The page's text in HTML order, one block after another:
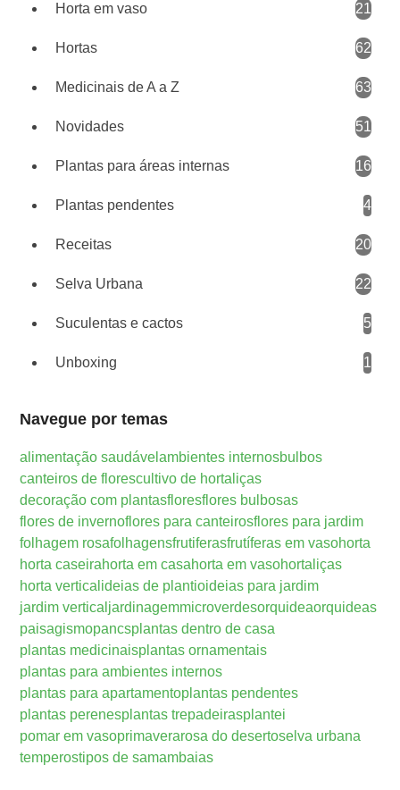
Horta em vaso 21
Hortas 62
Medicinais de A a Z 63
Novidades 51
Plantas para áreas internas 16
Plantas pendentes 4
Receitas 20
Selva Urbana 22
Suculentas e cactos 5
Unboxing 1
Navegue por temas
alimentação saudávelambientes internosbulbos
canteiros de florescultivo de hortaliças
decoração com plantasfloresflores bulbosas
flores de invernoflores para canteirosflores para jardim
folhagem rosafolhagensfrutiferasfrutíferas em vasohorta
horta caseirahorta em casahorta em vasohortaliças
horta vertical ideias de plantioideias para jardim
jardim vertical jardinagemmicroverdesorquideaorquideas
paisagismopancsplantas dentro de casa
plantas medicinaisplantas ornamentais
plantas para ambientes internos
plantas para apartamentoplantas pendentes
plantas perenesplantas trepadeirasplantei
pomar em vasoprimaverarosa do desertoselva urbana
temperostipos de samambaias